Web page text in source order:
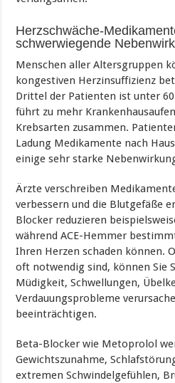
Herzschwäche-
schwerwiegende
Menschen aller Altersgruppen
kongestiven Herzinsuffizienz
Drittel der Patienten ist unter
führt zu mehr
Krebsarten zusammen.
Ladung Medikamente nach
einige sehr starke
Ärzte verschreiben
verbessern und die Blutgefäße
Blocker reduzieren
während ACE-Hemmer
Ihren Herzen schaden können.
oft notwendig sind, können Sie
Müdigkeit, Schwellungen,
Verdauungsprobleme
beeinträchtigen.
Beta-Blocker wie Metoprolol
Gewichtszunahme,
extremen Schwindelgefühlen,